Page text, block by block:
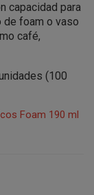
capacidad para
de foam o vaso
café,
(100
Foam 190 ml